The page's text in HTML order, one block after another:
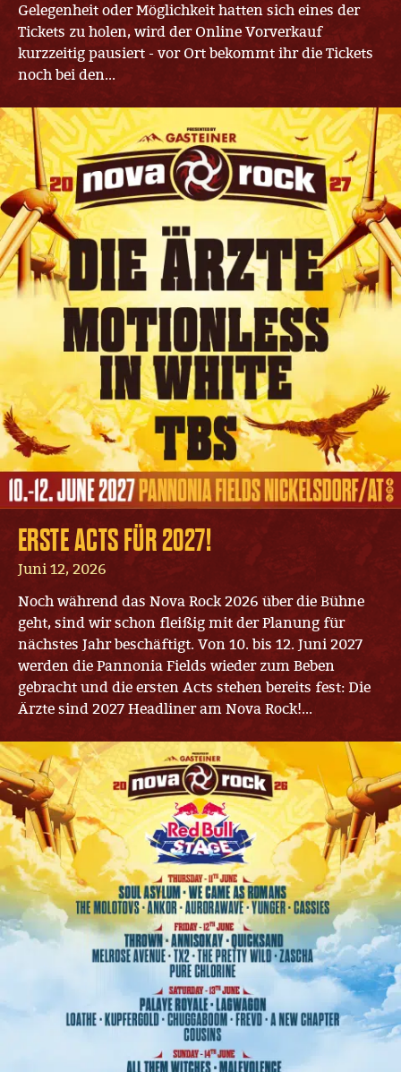
Gelegenheit oder Möglichkeit hatten sich eines der
Tickets zu holen, wird der Online Vorverkauf
kurzzeitig pausiert - vor Ort bekommt ihr die Tickets
noch bei den...
ERSTE ACTS FÜR 2027!
Juni 12, 2026
Noch während das Nova Rock 2026 über die Bühne
geht, sind wir schon fleißig mit der Planung für
nächstes Jahr beschäftigt. Von 10. bis 12. Juni 2027
werden die Pannonia Fields wieder zum Beben
gebracht und die ersten Acts stehen bereits fest: Die
Ärzte sind 2027 Headliner am Nova Rock!...